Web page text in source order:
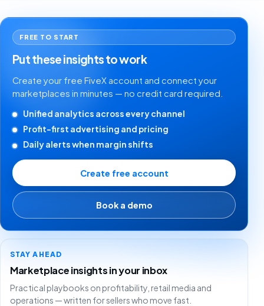
FREE TO START
Put these insights to work
Create your free FiveX account and connect your
marketplaces in minutes — no credit card required.
Unified analytics across every channel
Profit-first advertising and pricing
Daily alerts when margin shifts
Create free account
Book a demo
STAY AHEAD
Marketplace insights in your inbox
Practical playbooks on profitability, retail media and
operations — written for sellers who move fast.